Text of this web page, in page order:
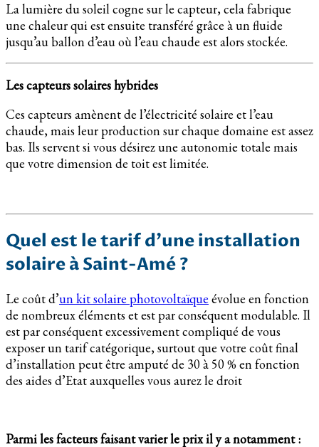
La lumière du soleil cogne sur le capteur, cela fabrique
une chaleur qui est ensuite transféré grâce à un fluide
jusqu’au ballon d’eau où l’eau chaude est alors stockée.
Les capteurs solaires hybrides
Ces capteurs amènent de l’électricité solaire et l’eau
chaude, mais leur production sur chaque domaine est assez
bas. Ils servent si vous désirez une autonomie totale mais
que votre dimension de toit est limitée.
Quel est le tarif d’une installation
solaire à Saint-Amé ?
Le coût d’un kit solaire photovoltaïque évolue en fonction
de nombreux éléments et est par conséquent modulable. Il
est par conséquent excessivement compliqué de vous
exposer un tarif catégorique, surtout que votre coût final
d’installation peut être amputé de 30 à 50 % en fonction
des aides d’Etat auxquelles vous aurez le droit
Parmi les facteurs faisant varier le prix il y a notamment :